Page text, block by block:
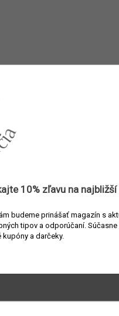
10% zľavu na najbližší
budeme prinášať magazín s
tipov a odporúčaní.
a darčeky.